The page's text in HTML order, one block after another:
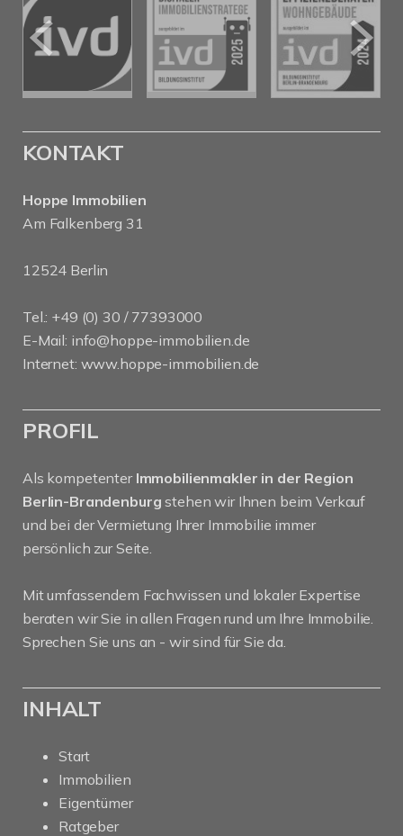
KONTAKT
Hoppe Immobilien
Am Falkenberg 31
12524 Berlin
Tel.: +49 (0) 30 / 77393000
E-Mail: info@hoppe-immobilien.de
Internet: www.hoppe-immobilien.de
PROFIL
Als kompetenter Immobilienmakler in der Region
Berlin-Brandenburg stehen wir Ihnen beim Verkauf
und bei der Vermietung Ihrer Immobilie immer
persönlich zur Seite.
Mit umfassendem Fachwissen und lokaler Expertise
beraten wir Sie in allen Fragen rund um Ihre Immobilie.
Sprechen Sie uns an - wir sind für Sie da.
INHALT
Start
Immobilien
Eigentümer
Ratgeber